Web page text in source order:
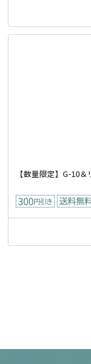
【数量限定】G-10